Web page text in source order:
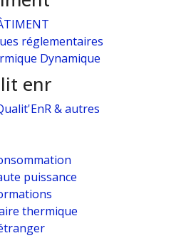
réglementaires
Dynamique
enr
& autres
puissance
thermique